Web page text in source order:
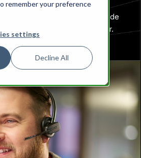
remember your preference
settings
Decline All
rediger og lukk eksisterende
se på historiske henvendelser.